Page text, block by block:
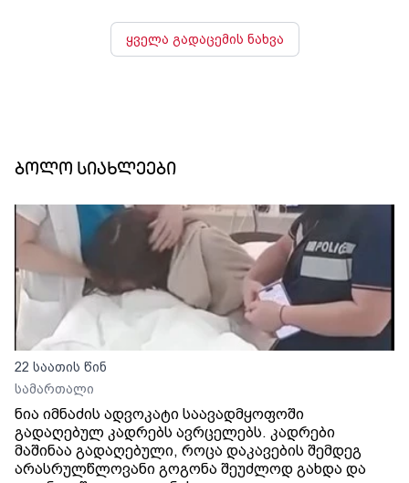
ყველა გადაცემის ნახვა
ბოლო სიახლეები
22 საათის წინ
სამართალი
ნია იმნაძის ადვოკატი საავადმყოფოში
გადაღებულ კადრებს ავრცელებს. კადრები
მაშინაა გადაღებული, როცა დაკავების შემდეგ
არასრულწლოვანი გოგონა შეუძლოდ გახდა და